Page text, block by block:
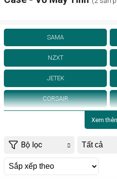
SAMA
NZXT
JETEK
CORSAIR
Xem
Bộ lọc